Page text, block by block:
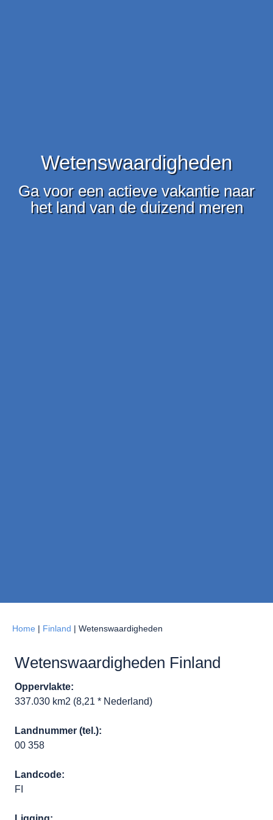
Wetenswaardigheden
Ga voor een actieve vakantie naar
het land van de duizend meren
Home | Finland | Wetenswaardigheden
Wetenswaardigheden Finland
Oppervlakte:
337.030 km2 (8,21 * Nederland)
Landnummer (tel.):
00 358
Landcode:
FI